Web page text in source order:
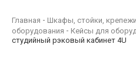
Главная
Шкафы, стойки,
оборудования
Кейсы для
студийный рэковый кабинет 4U